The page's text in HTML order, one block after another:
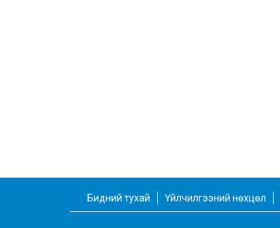
Бидний тухай Үйлчилгээний нөхцөл